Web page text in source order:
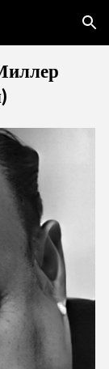
Skip to navigation